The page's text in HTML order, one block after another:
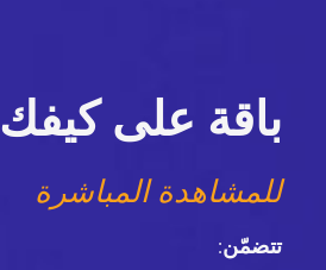
باقة على كيفك
للمشاهدة المباشرة
تتضمّن: